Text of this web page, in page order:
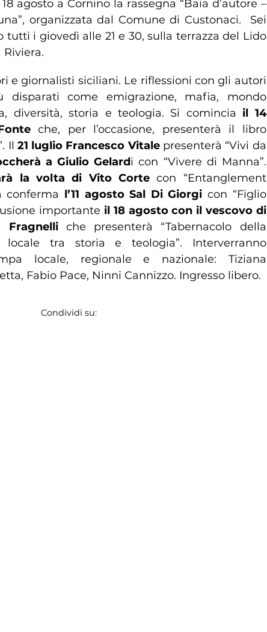
agosto a Cornino la rassegna “Baia d’autore –
organizzata dal Comune di Custonaci. Sei
tutti i giovedì alle 21 e 30, sulla terrazza del Lido
Riviera.
e giornalisti siciliani. Le riflessioni con gli autori
come emigrazione, mafia, mondo
diversità, storia e teologia. Si comincia il 14
che, per l’occasione, presenterà il libro
Il 21 luglio Francesco Vitalepresenterà “Vivi da
a Giulio Gelardi con “Vivere di Manna”.
la volta di Vito Corte con “Entanglement
conferma l’11 agosto Sal Di Giorgi con “Figlio
importante il 18 agosto con il vescovo di
Fragnelliche presenterà “Tabernacolo della
locale tra storia e teologia”. Interverranno
locale, regionale e nazionale: Tiziana
Fabio Pace, Ninni Cannizzo. Ingresso libero.
Condividi su: